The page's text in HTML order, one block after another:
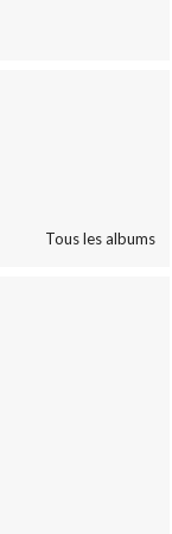
Tous les albums